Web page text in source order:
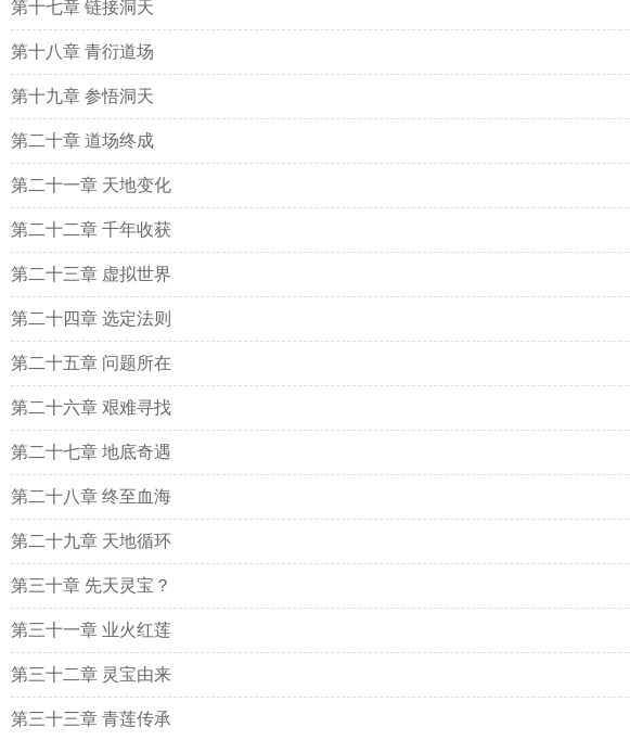
第十七章 链接洞天
第十八章 青衍道场
第十九章 参悟洞天
第二十章 道场终成
第二十一章 天地变化
第二十二章 千年收获
第二十三章 虚拟世界
第二十四章 选定法则
第二十五章 问题所在
第二十六章 艰难寻找
第二十七章 地底奇遇
第二十八章 终至血海
第二十九章 天地循环
第三十章 先天灵宝？
第三十一章 业火红莲
第三十二章 灵宝由来
第三十三章 青莲传承